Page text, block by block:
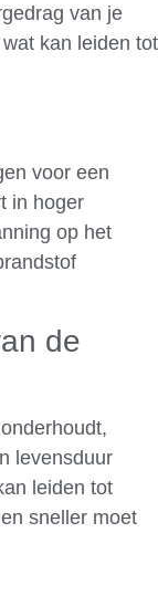
van je
kan leiden tot
voor een
in hoger
op het
de
levensduur
leiden tot
sneller moet